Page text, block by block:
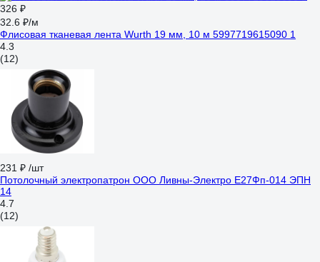
326 ₽
32.6 ₽/м
Флисовая тканевая лента Wurth 19 мм, 10 м 5997719615090 1
4.3
(12)
231 ₽ /шт
Потолочный электропатрон ООО Ливны-Электро Е27Фп-014 ЭПН
14
4.7
(12)